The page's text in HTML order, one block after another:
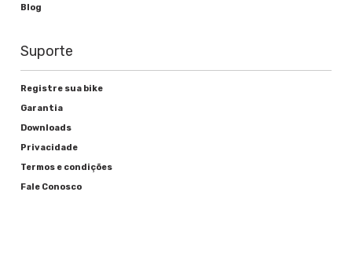
Blog
Suporte
Registre sua bike
Garantia
Downloads
Privacidade
Termos e condições
Fale Conosco